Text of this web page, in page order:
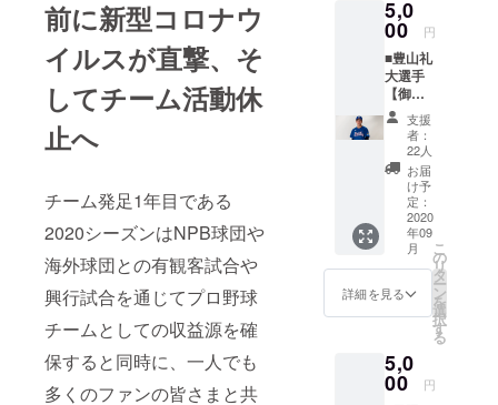
前に新型コロナウ
イルスが直撃、そ
してチーム活動休
止へ
チーム発足1年目である
2020シーズンはNPB球団や
海外球団との有観客試合や
興行試合を通じてプロ野球
チームとしての収益源を確
保すると同時に、一人でも
多くのファンの皆さまと共
お願い
いたし
ます。
※マフ
ラータ
オルの
デザイ
ンは変
更の可
能性も
ござい
ます。
ラータ
オルで
琉球ブ
ルー
オー
シャン
ズを応
援した
いとい
う方は
こちら
よりご
支援を
よろし
くお願
いいた
しま
お願い
いたし
ルで送
らせて
いただ
くのに
加え、
上原幸
真選手
のオリ
ジナル
マフ
ラータ
オルを
お送り
いたし
ます。
上原幸
真選手
ラータ
オルで
琉球ブ
5,0
00 円
■豊山礼
大選手
【御礼
手紙＋
豊山礼
大選手
オリジ
ナルマ
フラー
タオ
ル】 豊
山礼大
選手の
サイン
入り御
礼手紙
ルで送
らせて
いただ
支援
者：
22人
お届
け予
定：
2020
年09
月
詳細を見る
こ
の
リ
タ
ー
ン
を
選
択
す
る
5,0
00 円